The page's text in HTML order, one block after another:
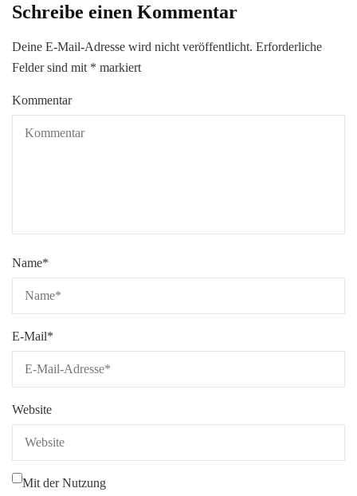
Schreibe einen Kommentar
Deine E-Mail-Adresse wird nicht veröffentlicht. Erforderliche
Felder sind mit * markiert
Kommentar
Name*
E-Mail*
Website
Mit der Nutzung